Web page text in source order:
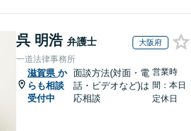
呉 明浩 弁護士 大阪府
一道法律事務所
滋賀県 か
らも相談
受付中
面談方法(対面・電
話・ビデオなど)は
応相談
営業時
間：本日
定休日